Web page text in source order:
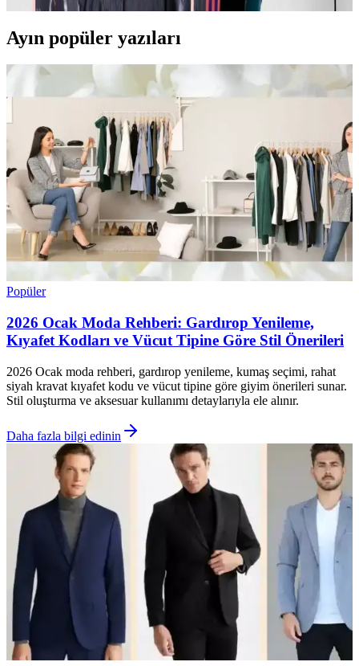
Ayın popüler yazıları
Popüler
2026 Ocak Moda Rehberi: Gardırop Yenileme,
Kıyafet Kodları ve Vücut Tipine Göre Stil Önerileri
2026 Ocak moda rehberi, gardırop yenileme, kumaş seçimi, rahat
siyah kravat kıyafet kodu ve vücut tipine göre giyim önerileri sunar.
Stil oluşturma ve aksesuar kullanımı detaylarıyla ele alınır.
Daha fazla bilgi edinin